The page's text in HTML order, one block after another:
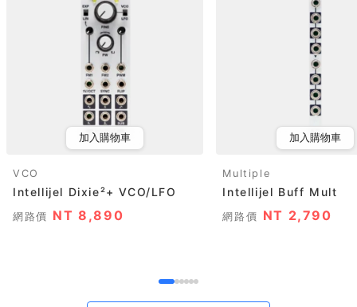
加入購物車
VCO
Intellijel Dixie²+ VCO/LFO
網路價 NT 8,890
加入購物車
Multiple
Intellijel Buff Mult
網路價 NT 2,790